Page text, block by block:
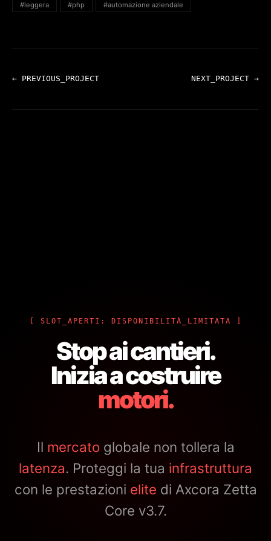
#leggera
#php #automazione aziendale
← PREVIOUS_PROJECT NEXT_PROJECT →
[ SLOT_APERTI: DISPONIBILITÀ_LIMITATA ]
Stop ai cantieri.
Inizia a costruire
motori.
Il mercatoglobale non tollera la
latenza. Proteggi la tua infrastruttura
con le prestazioni elite di Axcora Zetta
Core v3.7.